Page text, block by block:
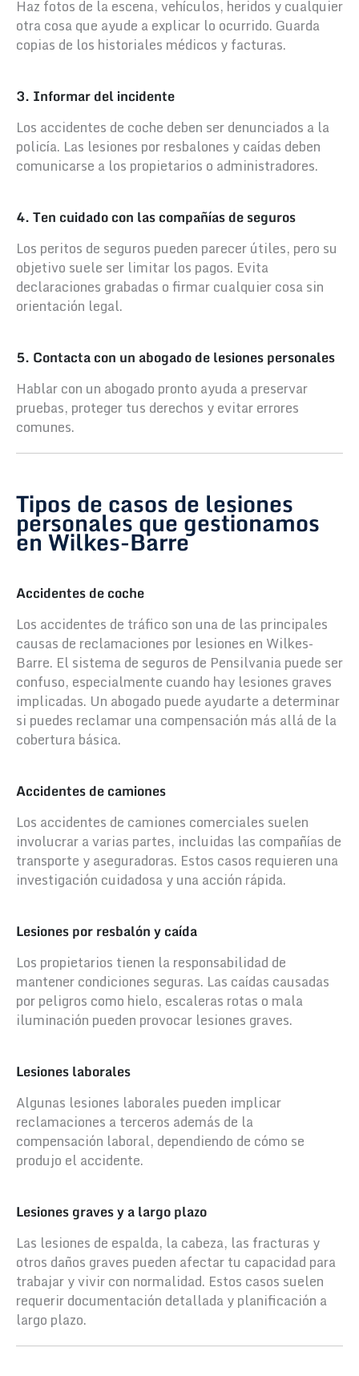
Haz fotos de la escena, vehículos, heridos y cualquier
otra cosa que ayude a explicar lo ocurrido. Guarda
copias de los historiales médicos y facturas.
3. Informar del incidente
Los accidentes de coche deben ser denunciados a la
policía. Las lesiones por resbalones y caídas deben
comunicarse a los propietarios o administradores.
4. Ten cuidado con las compañías de seguros
Los peritos de seguros pueden parecer útiles, pero su
objetivo suele ser limitar los pagos. Evita
declaraciones grabadas o firmar cualquier cosa sin
orientación legal.
5. Contacta con un abogado de lesiones personales
Hablar con un abogado pronto ayuda a preservar
pruebas, proteger tus derechos y evitar errores
comunes.
Tipos de casos de lesiones
personales que gestionamos
en Wilkes-Barre
Accidentes de coche
Los accidentes de tráfico son una de las principales
causas de reclamaciones por lesiones en Wilkes-
Barre. El sistema de seguros de Pensilvania puede ser
confuso, especialmente cuando hay lesiones graves
implicadas. Un abogado puede ayudarte a determinar
si puedes reclamar una compensación más allá de la
cobertura básica.
Accidentes de camiones
Los accidentes de camiones comerciales suelen
involucrar a varias partes, incluidas las compañías de
transporte y aseguradoras. Estos casos requieren una
investigación cuidadosa y una acción rápida.
Lesiones por resbalón y caída
Los propietarios tienen la responsabilidad de
mantener condiciones seguras. Las caídas causadas
por peligros como hielo, escaleras rotas o mala
iluminación pueden provocar lesiones graves.
Lesiones laborales
Algunas lesiones laborales pueden implicar
reclamaciones a terceros además de la
compensación laboral, dependiendo de cómo se
produjo el accidente.
Lesiones graves y a largo plazo
Las lesiones de espalda, la cabeza, las fracturas y
otros daños graves pueden afectar tu capacidad para
trabajar y vivir con normalidad. Estos casos suelen
requerir documentación detallada y planificación a
largo plazo.